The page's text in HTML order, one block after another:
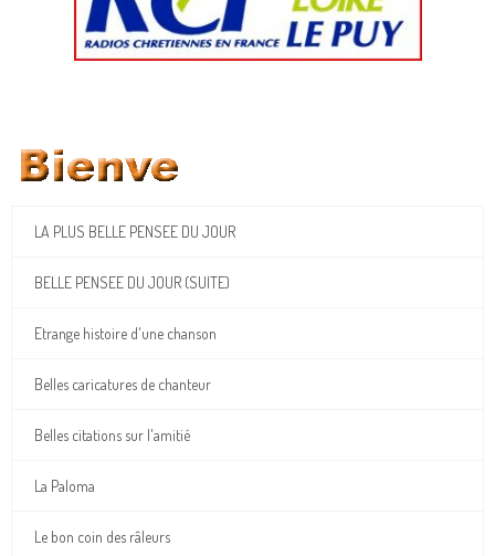
LA PLUS BELLE PENSEE DU JOUR
BELLE PENSEE DU JOUR (SUITE)
Etrange histoire d'une chanson
Belles caricatures de chanteur
Belles citations sur l'amitié
La Paloma
Le bon coin des râleurs